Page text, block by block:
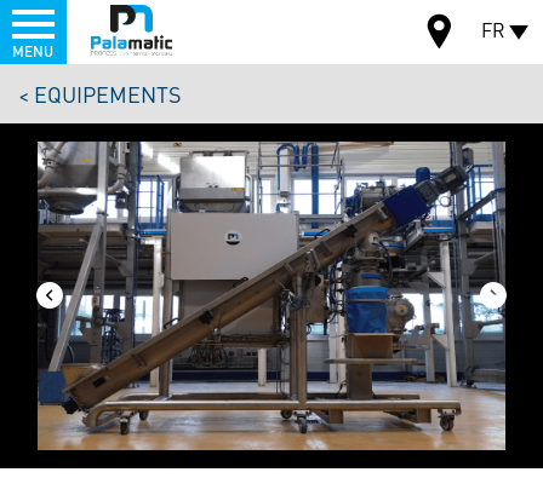
au
contenu
principal
Menu
CARTE
FR
MENU
EQUIPEMENTS